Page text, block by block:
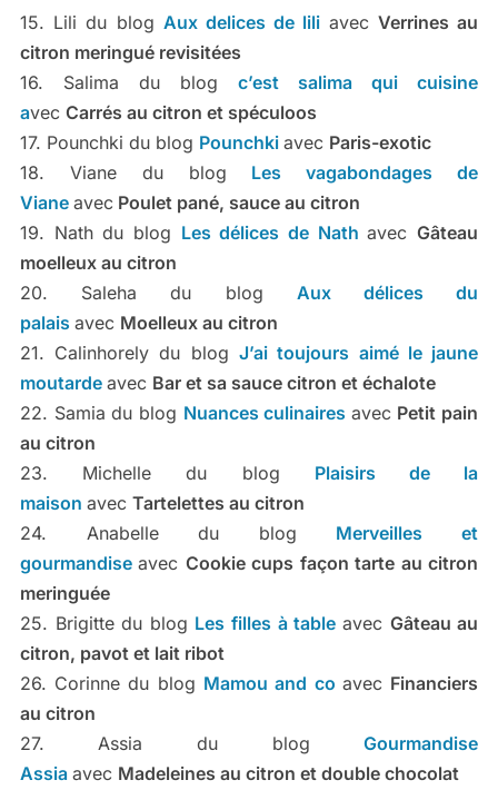
15. Lili du blog Aux delices de lili avec Verrines au
citron meringué revisitées
16. Salima du blogc’est salima qui cuisine
avec Carrés au citron et spéculoos
17. Pounchki du blog Pounchki avec Paris-exotic
18. Viane du blog Les vagabondages de
Viane avec Poulet pané, sauce au citron
19. Nath du blog Les délices de NathavecGâteau
moelleux au citron
20. Saleha du blog Aux délices du
palais avec Moelleux au citron
21. Calinhorely du blog J’ai toujours aimé le jaune
moutarde avec Bar et sa sauce citron et échalote
22. Samia du blog Nuances culinaires avec Petit pain
au citron
23. Michelle du blog Plaisirs de la
maison avec Tartelettes au citron
24. Anabelle du blog Merveilles et
gourmandiseavec Cookie cups façon tarte au citron
meringuée
25. Brigitte du blog Les filles à table avec Gâteau au
citron, pavot et lait ribot
26. Corinne du blog Mamou and co avec Financiers
au citron
27. Assia du blogGourmandise
Assia avec Madeleines au citron et double chocolat